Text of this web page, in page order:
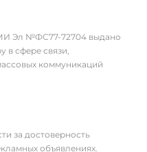
Эл №ФС77-72704 выдано
в сфере связи,
коммуникаций
за достоверность
объявлениях.